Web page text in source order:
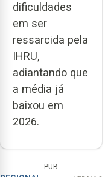
dificuldades
em ser
ressarcida pela
IHRU,
adiantando que
a média já
baixou em
2026.
PUB